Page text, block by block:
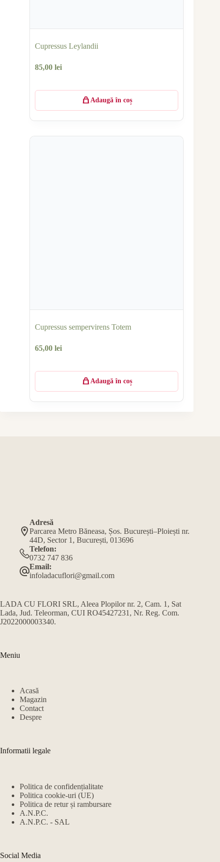
Cupressus Leylandii
85,00 lei
Adaugă în coș
Cupressus sempervirens Totem
65,00 lei
Adaugă în coș
Adresă
Parcarea Metro Băneasa, Șos. București–Ploiești nr.
44D, Sector 1, București, 013696
Telefon:
0732 747 836
Email:
infoladacuflori@gmail.com
LADA CU FLORI SRL, Aleea Plopilor nr. 2, Cam. 1, Sat
Lada, Jud. Teleorman, CUI RO45427231, Nr. Reg. Com.
J2022000003340.
Meniu
Acasă
Magazin
Contact
Despre
Informatii legale
Politica de confidențialitate
Politica cookie-uri (UE)
Politica de retur și rambursare
A.N.P.C.
A.N.P.C. - SAL
Social Media